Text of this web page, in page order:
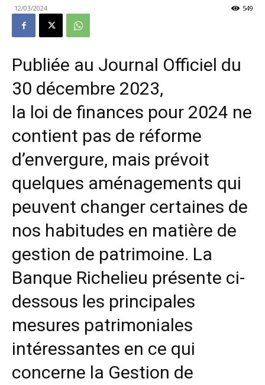
12/03/2024 549
Publiée au Journal Officiel du
30 décembre 2023,
la loi de finances pour 2024 ne
contient pas de réforme
d’envergure, mais prévoit
quelques aménagements qui
peuvent changer certaines de
nos habitudes en matière de
gestion de patrimoine. La
Banque Richelieu présente ci-
dessous les principales
mesures patrimoniales
intéressantes en ce qui
concerne la Gestion de